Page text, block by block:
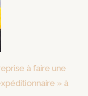
à faire une
» à